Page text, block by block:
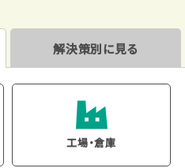
解決策別に見る
工場・倉庫